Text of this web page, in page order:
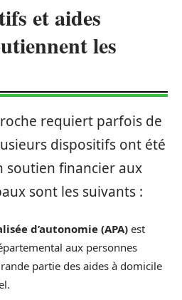
et aides
les
requiert parfois de
dispositifs ont été
soutien financier aux
sont les suivants :
d’autonomie (APA) est
aux personnes
partie des aides à domicile